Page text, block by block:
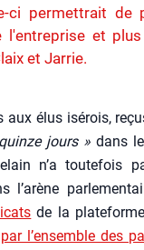
ci permettrait de
l'entreprise et
et Jarrie.
aux élus isé­rois,
jours » dans
n’a tou­te­fois
l’a­rène
de la
par l’en­semble des